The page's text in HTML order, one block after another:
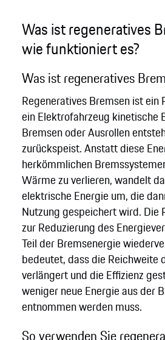
Was ist regeneratives
wie funktioniert es?
Was ist regeneratives
Regeneratives Bremsen ist ein
ein Elektrofahrzeug kinetische
Bremsen oder Ausrollen
zurückspeist. Anstatt diese
herkömmlichen
Wärme zu verlieren, wandelt
elektrische Energie um, die
Nutzung gespeichert wird. Die
zur Reduzierung des
Teil der Bremsenergie
bedeutet, dass die Reichweite
verlängert und die Effizienz
weniger neue Energie aus der
entnommen werden muss.
So verwenden Sie